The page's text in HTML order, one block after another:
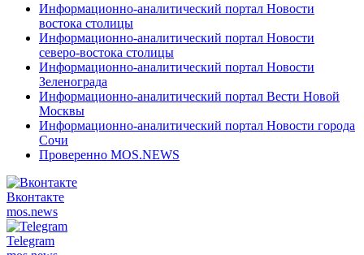
Информационно-аналитический портал Новости
востока столицы
Информационно-аналитический портал Новости
северо-востока столицы
Информационно-аналитический портал Новости
Зеленограда
Информационно-аналитический портал Вести Новой
Москвы
Информационно-аналитический портал Новости города
Сочи
Проверенно MOS.NEWS
Вконтакте
mos.news
Telegram